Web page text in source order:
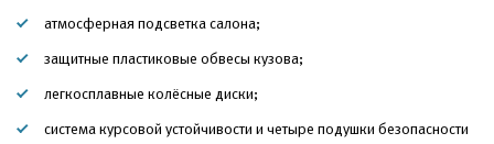
атмосферная подсветка салона;
защитные пластиковые обвесы кузова;
легкосплавные колёсные диски;
система курсовой устойчивости и четыре подушки безопасности